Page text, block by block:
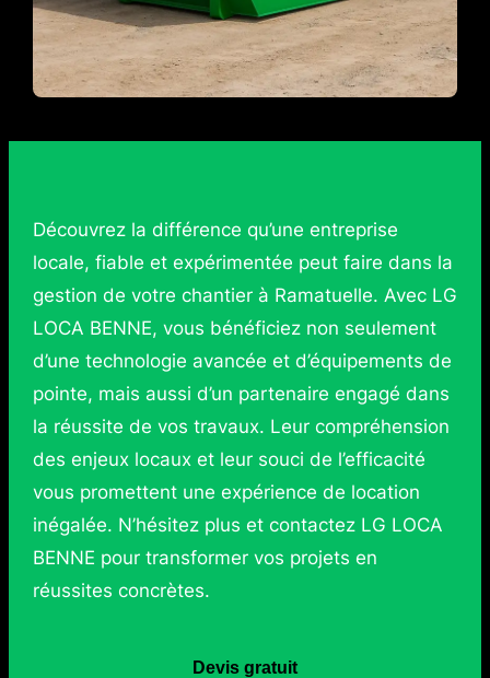
Découvrez la différence qu’une entreprise
locale, fiable et expérimentée peut faire dans la
gestion de votre chantier à Ramatuelle. Avec LG
LOCA BENNE, vous bénéficiez non seulement
d’une technologie avancée et d’équipements de
pointe, mais aussi d’un partenaire engagé dans
la réussite de vos travaux. Leur compréhension
des enjeux locaux et leur souci de l’efficacité
vous promettent une expérience de location
inégalée. N’hésitez plus et contactez LG LOCA
BENNE pour transformer vos projets en
réussites concrètes.
Devis gratuit